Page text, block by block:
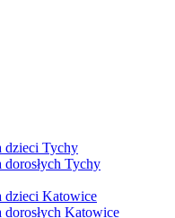
dzieci Tychy
dorosłych Tychy
dzieci Katowice
dorosłych Katowice